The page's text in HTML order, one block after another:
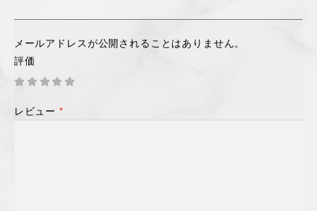
メールアドレスが公開されることはありません。
評価
レビュー *